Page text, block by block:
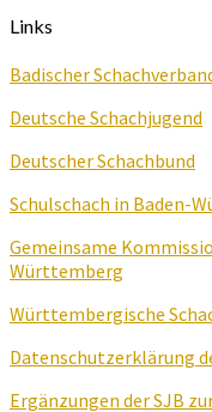
Links
Badischer
Deutsche Schachjugend
Deutscher Schachbund
Schulschach in Baden-
Gemeinsame
Württemberg
Württembergische
Datenschutzerklärung
Ergänzungen der SJB